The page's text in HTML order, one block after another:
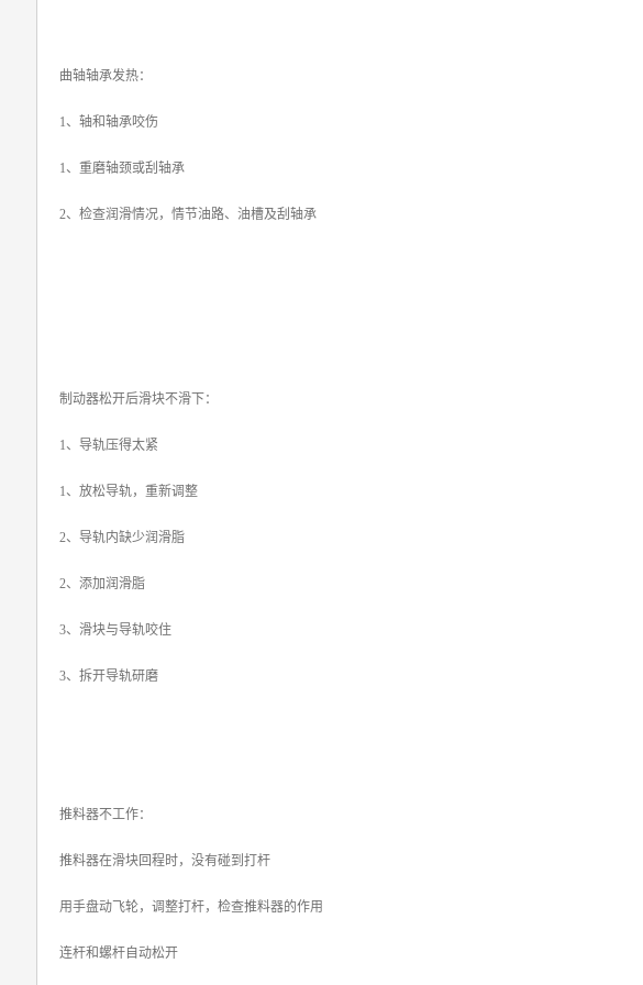
曲轴轴承发热：
1、轴和轴承咬伤
1、重磨轴颈或刮轴承
2、检查润滑情况，情节油路、油槽及刮轴承
制动器松开后滑块不滑下：
1、导轨压得太紧
1、放松导轨，重新调整
2、导轨内缺少润滑脂
2、添加润滑脂
3、滑块与导轨咬住
3、拆开导轨研磨
推料器不工作：
推料器在滑块回程时，没有碰到打杆
用手盘动飞轮，调整打杆，检查推料器的作用
连杆和螺杆自动松开